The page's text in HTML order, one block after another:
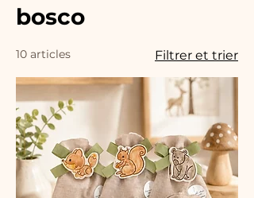
bosco
10 articles Filtrer et trier